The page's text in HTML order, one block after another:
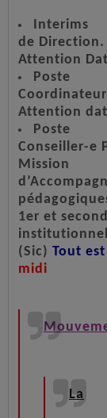
Interims
de Direction.
Attention
Poste
Attention
Poste
Conseiller-e
Mission
1er et
(Sic) Tout
midi
La